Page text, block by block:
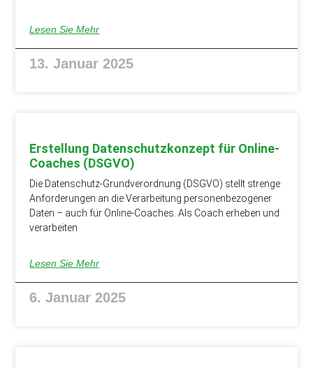
Lesen Sie Mehr
13. Januar 2025
Erstellung Datenschutzkonzept für Online-
Coaches (DSGVO)
Die Datenschutz-Grundverordnung (DSGVO) stellt strenge
Anforderungen an die Verarbeitung personenbezogener
Daten – auch für Online-Coaches. Als Coach erheben und
verarbeiten
Lesen Sie Mehr
6. Januar 2025